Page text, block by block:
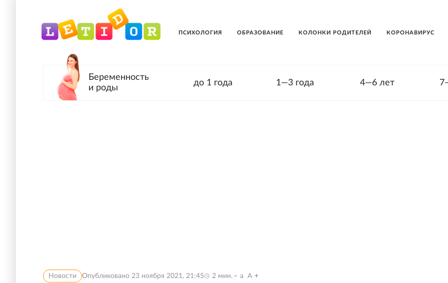
ПСИХОЛОГИЯ ОБРАЗОВАНИЕ КОЛОНКИ РОДИТЕЛЕЙ КОРОНАВИРУС
Беременность
и роды
до 1 года 1—3 года 4—6 лет
Новости Опубликовано 23 ноября 2021, 21:45 2 мин. a A